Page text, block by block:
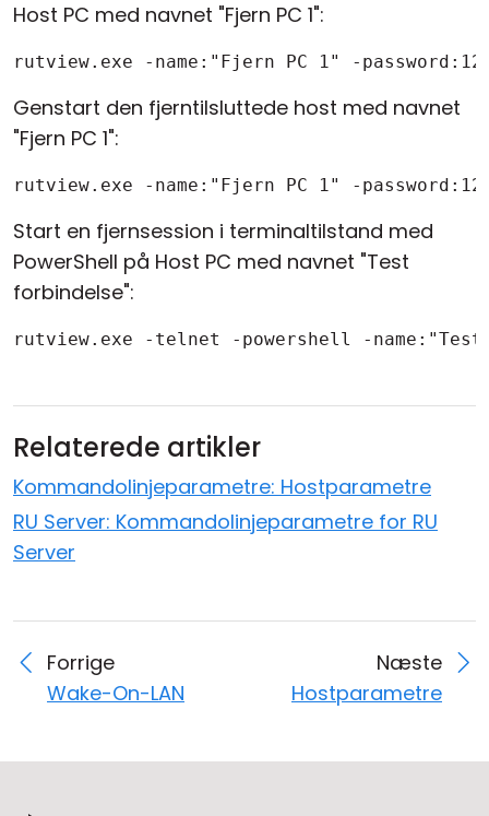
Host PC med navnet "Fjern PC 1":
rutview.exe -name:"Fjern PC 1" -
Genstart den fjerntilsluttede host med navnet
"Fjern PC 1":
rutview.exe -name:"Fjern PC 1" -
Start en fjernsession i terminaltilstand med
PowerShell på Host PC med navnet "Test
forbindelse":
rutview.exe -telnet -powershell -name:"Test
Relaterede artikler
Kommandolinjeparametre: Hostparametre
RU Server: Kommandolinjeparametre for RU
Server
Forrige
Wake-On-LAN
Næste
Hostparametre